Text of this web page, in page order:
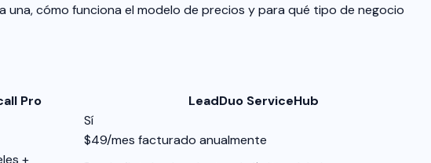
cómo funciona el modelo de precios y para qué tipo de negocio
Pro
LeadDuo ServiceHub
Sí
$49/mes facturado anualmente
+